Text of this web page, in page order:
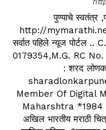
पुण्याचे स्वतंत्र
http://mymarathi.net/
सर्वात पहिले न्यूज
0179354,M.G. RC
: शरद
Member Of Digital
Maharshtra *1984
अखिल भारतीय मराठी